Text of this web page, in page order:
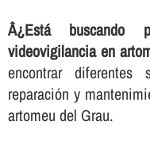
Â¿Está buscando
videovigilancia en
encontrar diferentes
reparación y
artomeu del Grau.